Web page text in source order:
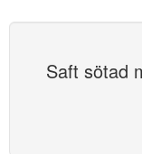
Saft sötad